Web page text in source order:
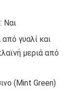
Ναι
γυαλί και
μεριά από
(Mint Green)